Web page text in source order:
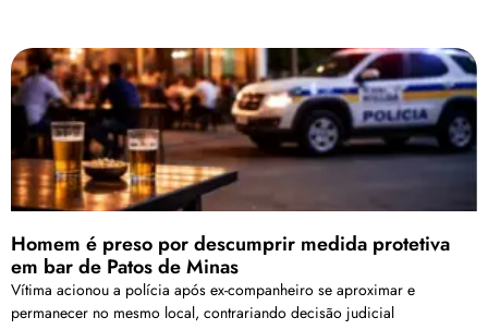
Homem é preso por descumprir medida protetiva
em bar de Patos de Minas
Vítima acionou a polícia após ex-companheiro se aproximar e
permanecer no mesmo local, contrariando decisão judicial